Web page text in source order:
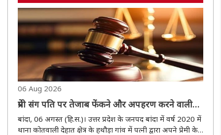
06 Aug 2026
प्रेमी संग पति पर तेजाब फेंकने और अपहरण करने वाली
पत्नी समेत दो दोषियों को सात-सात साल की सजा
बांदा, 06 अगस्त (हि.स.)। उत्तर प्रदेश के जनपद बांदा में वर्ष 2020 में
थाना कोतवाली देहात क्षेत्र के हथौड़ा गांव में पत्नी द्वारा अपने प्रेमी के